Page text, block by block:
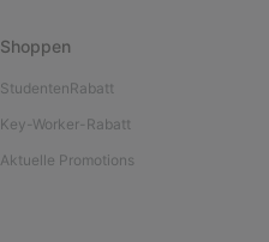
Shoppen
StudentenRabatt
Key-Worker-Rabatt
Aktuelle Promotions